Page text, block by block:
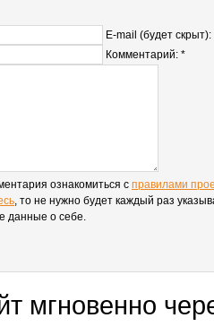
E-mail (будет скрыт):
Комментарий: *
ознакомиться с правилами
, то не нужно будет каждый раз
данные о себе.
мгновенно